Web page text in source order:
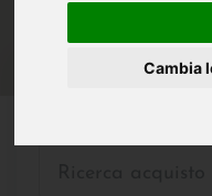
Cambia